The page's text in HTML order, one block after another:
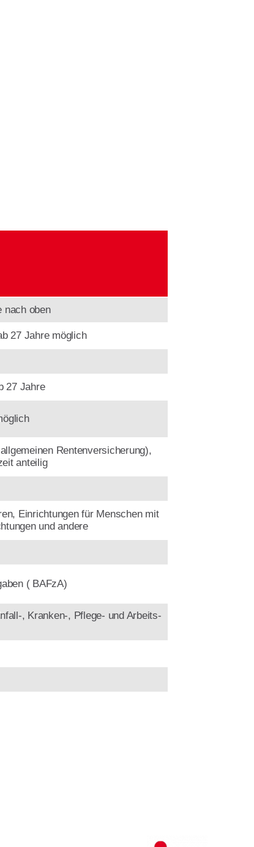
nach oben
27 Jahre möglich
27 Jahre
Renten­versich­erung),
anteilig
Ein­richt­ungen für Menschen mit
und andere
( BAFzA)
, Kranken-, Pflege- und Arbeits­